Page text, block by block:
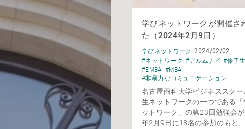
学びネットワークが開催さ
た（2024年2月9日）
学びネットワーク 2024/02/02
#ネットワーク #アルムナイ #修了生
#EMBA #MBA
#非暴力なコミュニケーション
名古屋商科大学ビジネススクー
生ネットワークの一つである「
ットワーク」の第23回勉強会
年2月9日に18名の参加のもと